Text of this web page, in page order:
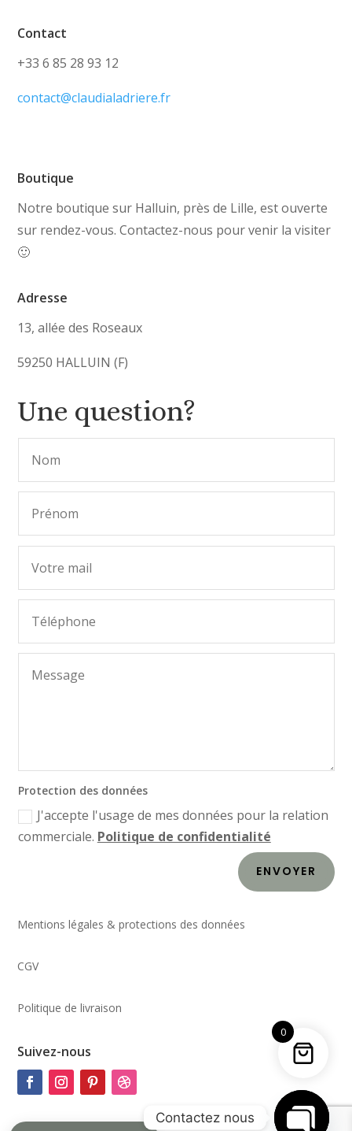
Contact
+33 6 85 28 93 12
contact@claudialadriere.fr
Boutique
Notre boutique sur Halluin, près de Lille, est ouverte
sur rendez-vous. Contactez-nous pour venir la visiter
🙂
Adresse
13, allée des Roseaux
59250 HALLUIN (F)
Une question?
Protection des données
J'accepte l'usage de mes données pour la relation
commerciale. Politique de confidentialité
ENVOYER
Mentions légales & protections des données
CGV
Politique de livraison
Suivez-nous
0
Contactez nous